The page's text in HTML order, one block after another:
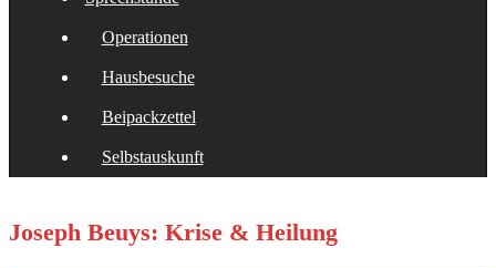
Operationen
Hausbesuche
Beipackzettel
Selbstauskunft
Joseph Beuys: Krise & Heilung